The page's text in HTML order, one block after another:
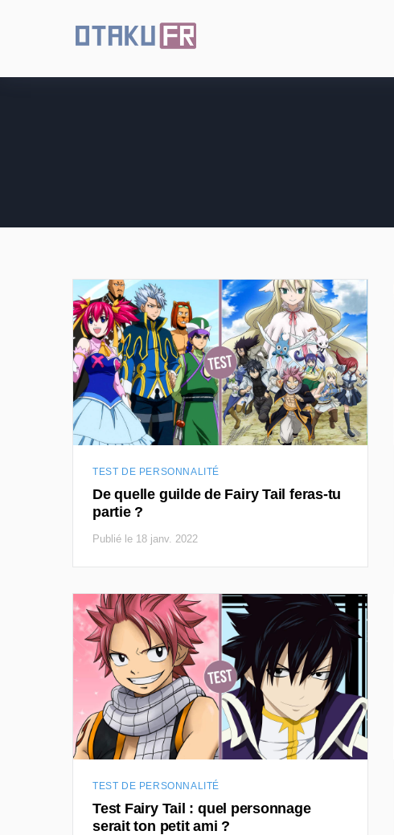
TEST DE PERSONNALITÉ
De quelle guilde de Fairy Tail feras-tu
partie ?
Publié le 18 janv. 2022
TEST DE PERSONNALITÉ
Test Fairy Tail : quel personnage
serait ton petit ami ?